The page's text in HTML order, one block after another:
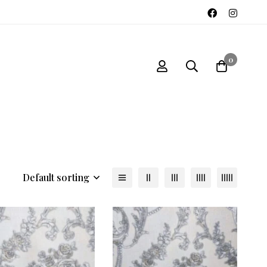
0
Default sorting